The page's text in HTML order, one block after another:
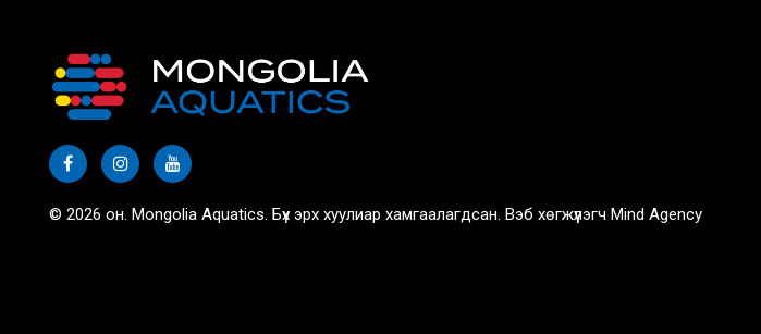
© 2026 он. Mongolia Aquatics. Бүх эрх хуулиар хамгаалагдсан. Вэб хөгжүүлэгч Mind Agency